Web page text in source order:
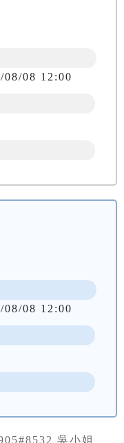
08/08 12:00
08/08 12:00
吳小姐